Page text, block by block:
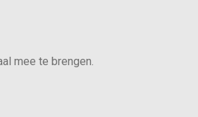
mee te brengen.